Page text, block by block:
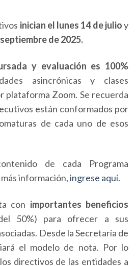
inician el lunes 14 de julioy
septiembre de 2025.
y evaluación es 100%
asincrónicas y clases
plataforma Zoom. Se recuerda
están conformados por
de cada uno de esos
de cada Programa
información,ingrese aquí.
con importantes beneficios
50%) para ofrecer a sus
Desde la Secretaría de
el modelo de nota. Por lo
directivos de las entidades a